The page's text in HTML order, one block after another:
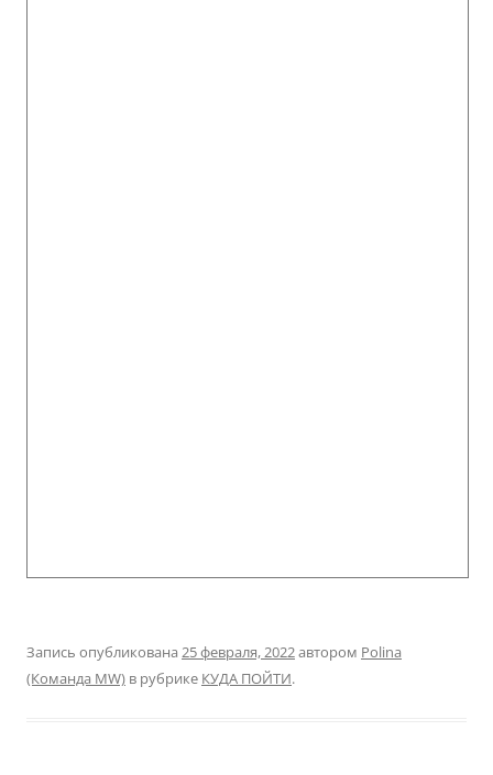
Запись опубликована 25 февраля, 2022автором Polina
(Команда MW) в рубрике КУДА ПОЙТИ.